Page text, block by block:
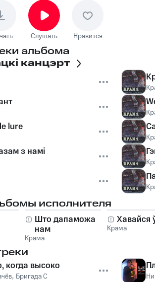
Слушать Нравится
альбома
канцэрт
lure
з намі
исполнителя
Што дапаможа
нам
Крама
Хавайся
Крама
когда высоко
, Бригада С